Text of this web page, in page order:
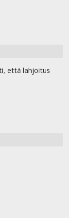
että lahjoitus